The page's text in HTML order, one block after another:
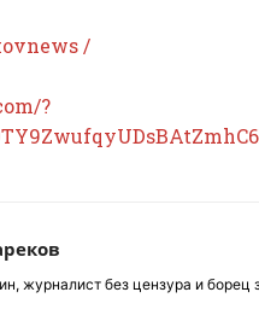
/
?
журналист без цензура и